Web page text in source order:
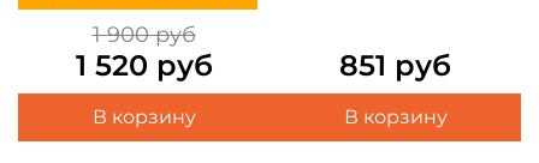
1 900 руб
1 520 руб
В корзину
851 руб
В корзину